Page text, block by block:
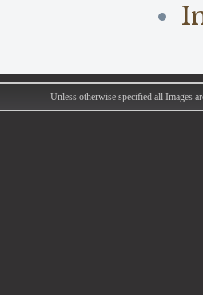
Unless otherwise specified all Images